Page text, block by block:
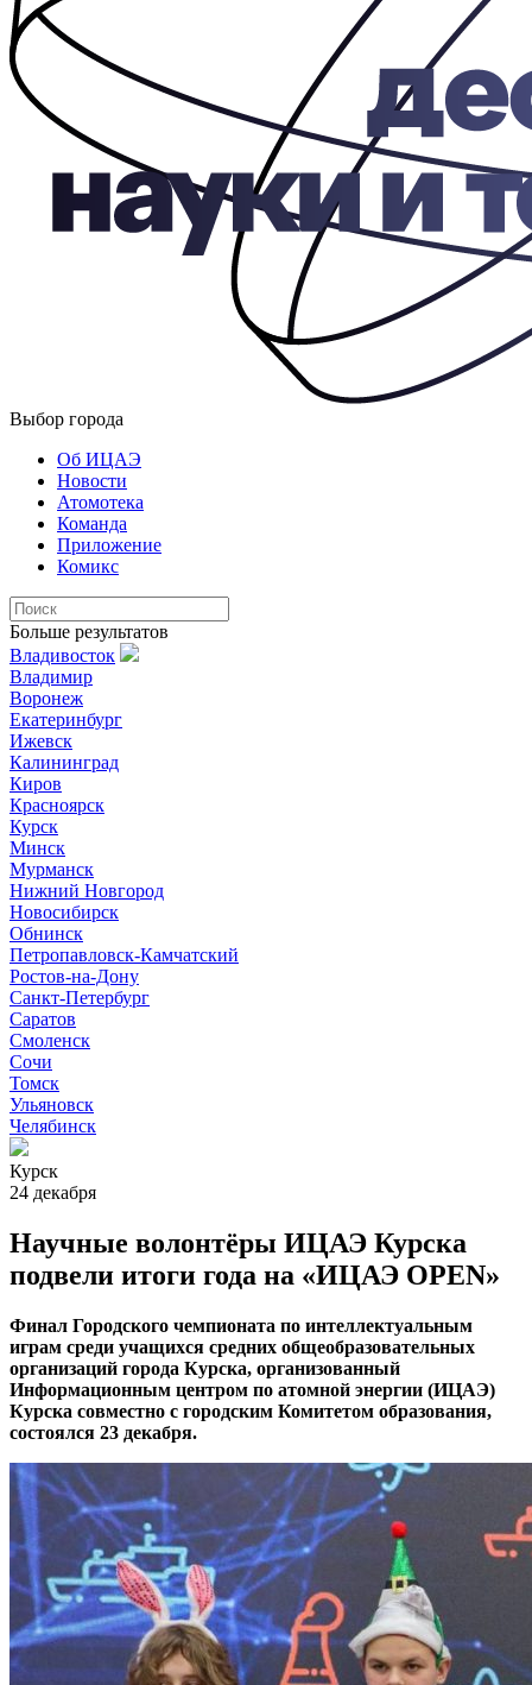
Выбор города
Об ИЦАЭ
Новости
Атомотека
Команда
Приложение
Комикс
Больше результатов
Владивосток
Владимир
Воронеж
Екатеринбург
Ижевск
Калининград
Киров
Красноярск
Курск
Минск
Мурманск
Нижний Новгород
Новосибирск
Обнинск
Петропавловск-Камчатский
Ростов-на-Дону
Санкт-Петербург
Саратов
Смоленск
Сочи
Томск
Ульяновск
Челябинск
Курск
24 декабря
Научные волонтёры ИЦАЭ Курска
подвели итоги года на «ИЦАЭ OPEN»
Финал Городского чемпионата по интеллектуальным
играм среди учащихся средних общеобразовательных
организаций города Курска, организованный
Информационным центром по атомной энергии (ИЦАЭ)
Курска совместно с городским Комитетом образования,
состоялся 23 декабря.